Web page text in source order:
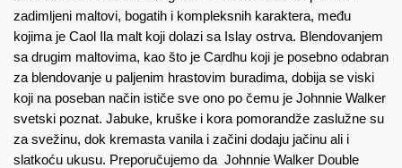
zadimljeni maltovi, bogatih i kompleksnih karaktera, među
kojima je Caol Ila malt koji dolazi sa Islay ostrva. Blendovanjem
sa drugim maltovima, kao što je Cardhu koji je posebno odabran
za blendovanje u paljenim hrastovim buradima, dobija se viski
koji na poseban način ističe sve ono po čemu je Johnnie Walker
svetski poznat. Jabuke, kruške i kora pomorandže zaslužne su
za svežinu, dok kremasta vanila i začini dodaju jačinu ali i
slatkoću ukusu. Preporučujemo da Johnnie Walker Double